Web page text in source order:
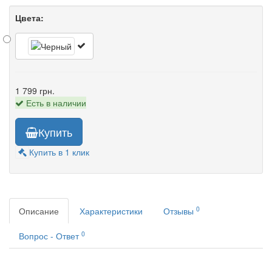
Цвета:
1 799 грн.
Есть в наличии
Купить
Купить в 1 клик
Описание Характеристики Отзывы 0
Вопрос - Ответ 0